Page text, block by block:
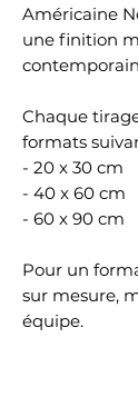
Américaine
une finition
Chaque
formats
- 20 x 30 cm
- 40 x 60 cm
- 60 x 90 cm
Pour un
sur mesure,
équipe.